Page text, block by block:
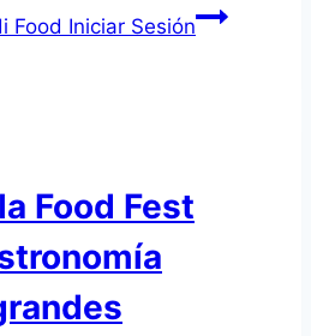
Food Iniciar Sesión
Food Fest